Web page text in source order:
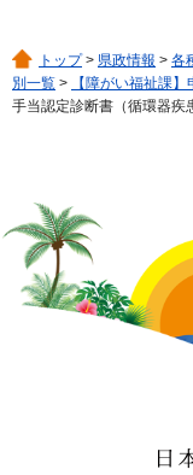
トップ> 県政情報 > 各
別一覧 > 【障がい福祉課
手当認定診断書（循環器疾
日